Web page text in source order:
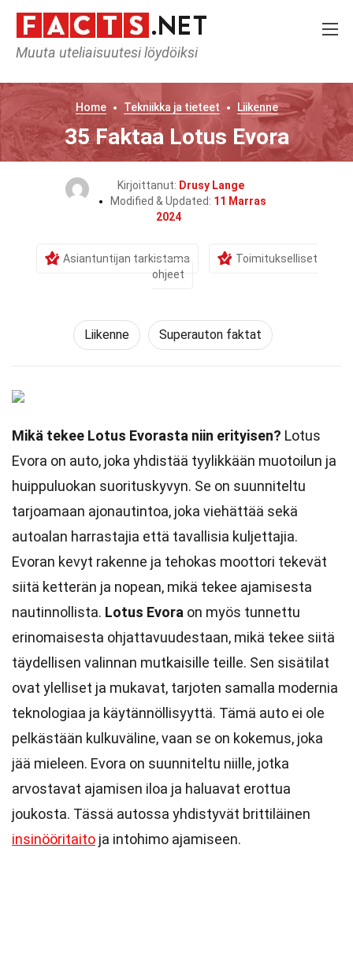
Muuta uteliaisuutesi löydöiksi
Home Tekniikka ja tieteet Liikenne
35 Faktaa Lotus Evora
Kirjoittanut: Drusy Lange
Modified & Updated: 11 Marras
2024
Asiantuntijan tarkistama
Toimitukselliset
ohjeet
Liikenne Superauton faktat
Mikä tekee Lotus Evorasta niin erityisen? Lotus
Evora on auto, joka yhdistää tyylikkään muotoilun ja
huippuluokan suorituskyvyn. Se on suunniteltu
tarjoamaan ajonautintoa, joka viehättää sekä
autoalan harrastajia että tavallisia kuljettajia.
Evoran kevyt rakenne ja tehokas moottori tekevät
siitä ketterän ja nopean, mikä tekee ajamisesta
nautinnollista. Lotus Evora on myös tunnettu
erinomaisesta ohjattavuudestaan, mikä tekee siitä
täydellisen valinnan mutkaisille teille. Sen sisätilat
ovat ylelliset ja mukavat, tarjoten samalla modernia
teknologiaa ja käytännöllisyyttä. Tämä auto ei ole
pelkästään kulkuväline, vaan se on kokemus, joka
jää mieleen. Evora on suunniteltu niille, jotka
arvostavat ajamisen iloa ja haluavat erottua
joukosta. Tässä autossa yhdistyvät brittiläinen
insinööritaito ja intohimo ajamiseen.